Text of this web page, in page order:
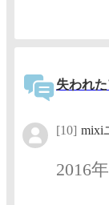
失われ
[10] mixi
2016